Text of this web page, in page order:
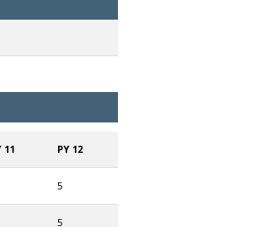
11 PY 12
5
5